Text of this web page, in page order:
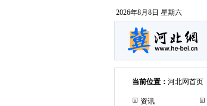
2026年8月8日 星期六
当前位置： 河北网首页
资讯